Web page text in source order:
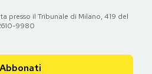
presso il Tribunale di Milano, 419 del
9980
Abbonati